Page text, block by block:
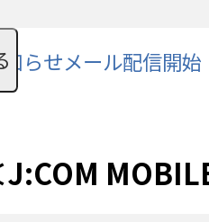
知らせメール配信開始